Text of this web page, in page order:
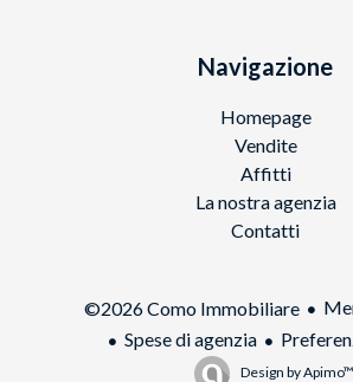
Navigazione
Homepage
Vendite
Affitti
La nostra agenzia
Contatti
©2026 Como Immobiliare
Spese di agenzia
Design byApimo™